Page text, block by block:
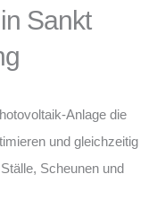
Sankt
Anlage die
und gleichzeitig
Scheunen und